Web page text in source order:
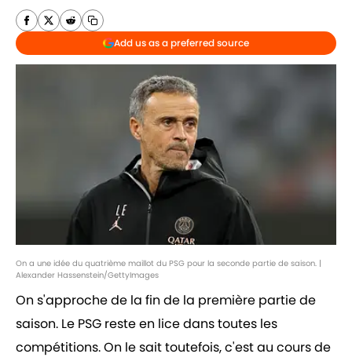
Add us as a preferred source
On a une idée du quatrième maillot du PSG pour la seconde partie de saison. |
Alexander Hassenstein/GettyImages
On s'approche de la fin de la première partie de
saison. Le PSG reste en lice dans toutes les
compétitions. On le sait toutefois, c'est au cours de